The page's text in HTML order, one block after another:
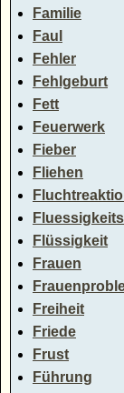
Familie
Faul
Fehler
Fehlgeburt
Fett
Feuerwerk
Fieber
Fliehen
Flüssigkeit
Frauen
Freiheit
Friede
Frust
Führung